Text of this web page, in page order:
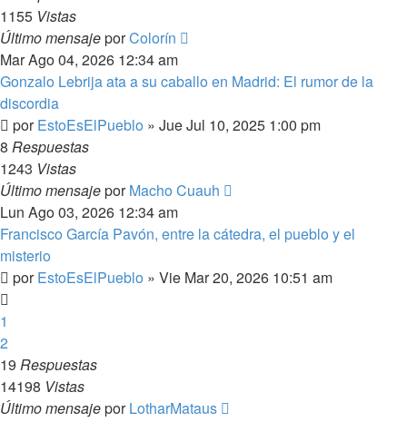
1155 Vistas
Último mensajeporColorín
Mar Ago 04, 2026 12:34 am
Gonzalo Lebrija ata a su caballo en Madrid: El rumor de la
discordia
porEstoEsElPueblo » Jue Jul 10, 2025 1:00 pm
8 Respuestas
1243 Vistas
Último mensajeporMacho Cuauh
Lun Ago 03, 2026 12:34 am
Francisco García Pavón, entre la cátedra, el pueblo y el
misterio
porEstoEsElPueblo » Vie Mar 20, 2026 10:51 am
1
2
19 Respuestas
14198 Vistas
Último mensajeporLotharMataus